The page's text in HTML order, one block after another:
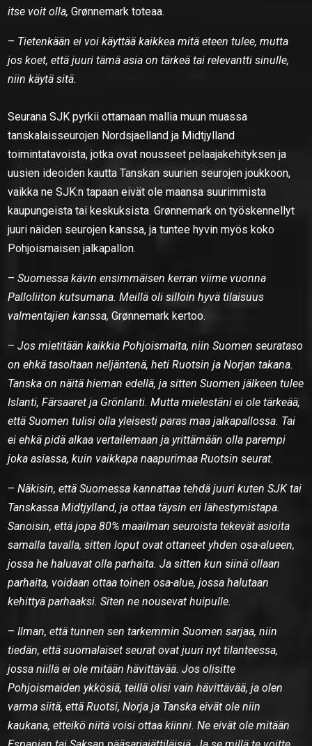
itse voit olla, Grønnemark toteaa.
– Tietenkään ei voi käyttää kaikkea mitä eteen tulee, mutta
jos koet, että juuri tämä asia on tärkeä tai relevantti sinulle,
niin käytä sitä.
Seurana SJK pyrkii ottamaan mallia muun muassa
tanskalaisseurojen Nordsjaelland ja Midtjylland
toimintatavoista, jotka ovat nousseet pelaajakehityksen ja
uusien ideoiden kautta Tanskan suurien seurojen joukkoon,
vaikka ne SJK:n tapaan eivät ole maansa suurimmista
kaupungeista tai keskuksista. Grønnemark on työskennellyt
juuri näiden seurojen kanssa, ja tuntee hyvin myös koko
Pohjoismaisen jalkapallon.
–Suomessa kävin ensimmäisen kerran viime vuonna
Palloliiton kutsumana. Meillä oli silloin hyvä tilaisuus
valmentajien kanssa, Grønnemark kertoo.
–Jos mietitään kaikkia Pohjoismaita, niin Suomen seurataso
on ehkä tasoltaan neljäntenä, heti Ruotsin ja Norjan takana.
Tanska on näitä hieman edellä, ja sitten Suomen jälkeen tulee
Islanti, Färsaaret ja Grönlanti. Mutta mielestäni ei ole tärkeää,
että Suomen tulisi olla yleisesti paras maa jalkapallossa. Tai
ei ehkä pidä alkaa vertailemaan ja yrittämään olla parempi
joka asiassa, kuin vaikkapa naapurimaa Ruotsin seurat.
–Näkisin, että Suomessa kannattaa tehdä juuri kuten SJK tai
Tanskassa Midtjylland, ja ottaa täysin eri lähestymistapa.
Sanoisin, että jopa 80% maailman seuroista tekevät asioita
samalla tavalla, sitten loput ovat ottaneet yhden osa-alueen,
jossa he haluavat olla parhaita. Ja sitten kun siinä ollaan
parhaita, voidaan ottaa toinen osa-alue, jossa halutaan
kehittyä parhaaksi. Siten ne nousevat huipulle.
–Ilman, että tunnen sen tarkemmin Suomen sarjaa, niin
tiedän, että suomalaiset seurat ovat juuri nyt tilanteessa,
jossa niillä ei ole mitään hävittävää. Jos olisitte
Pohjoismaiden ykkösiä, teillä olisi vain hävittävää, ja olen
varma siitä, että Ruotsi, Norja ja Tanska eivät ole niin
kaukana, etteikö niitä voisi ottaa kiinni. Ne eivät ole mitään